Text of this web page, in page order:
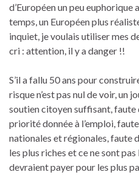
d’Européen un peu euphorique
temps, un Européen plus
inquiet, je voulais utiliser mes
cri : attention, il y a danger !!
S’il a fallu 50 ans pour
risque n’est pas nul de voir, un
soutien citoyen suffisant, faute
priorité donnée à l’emploi,
nationales et régionales, faute
les plus riches et ce ne sont
devraient payer pour les plus